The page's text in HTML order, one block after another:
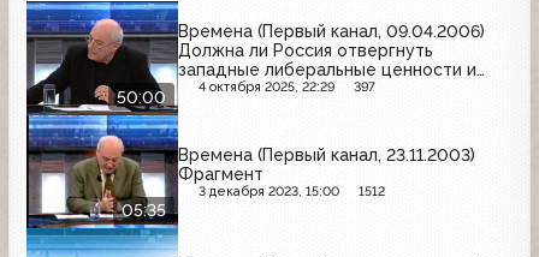
50:00
Времена (Первый канал, 09.04.2006)
Должна ли Россия отвергнуть
западные либеральные ценности и
выбрать свой особый путь развития?
4 октября 2025, 22:29 397
05:35
Времена (Первый канал, 23.11.2003)
Фрагмент
3 декабря 2023, 15:00 1512